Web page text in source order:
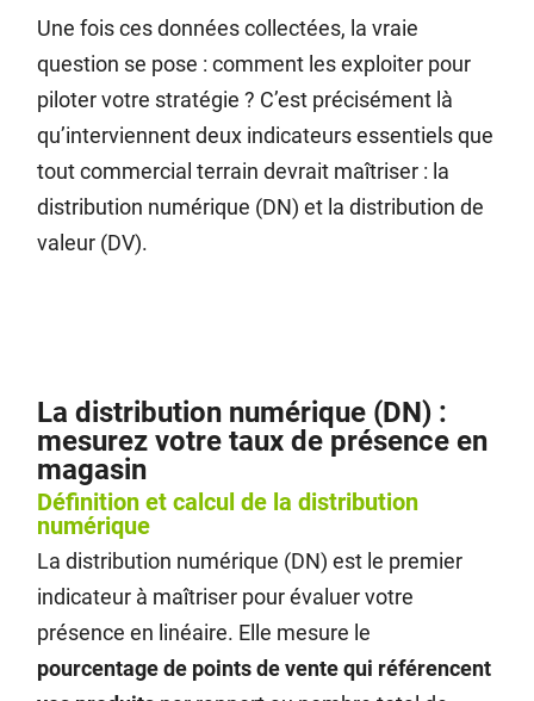
Une fois ces données collectées, la vraie
question se pose : comment les exploiter pour
piloter votre stratégie ? C’est précisément là
qu’interviennent deux indicateurs essentiels que
tout commercial terrain devrait maîtriser : la
distribution numérique (DN) et la distribution de
valeur (DV).
La distribution numérique (DN) :
mesurez votre taux de présence en
magasin
Définition et calcul de la distribution
numérique
La distribution numérique (DN) est le premier
indicateur à maîtriser pour évaluer votre
présence en linéaire. Elle mesure le
pourcentage de points de vente qui référencent